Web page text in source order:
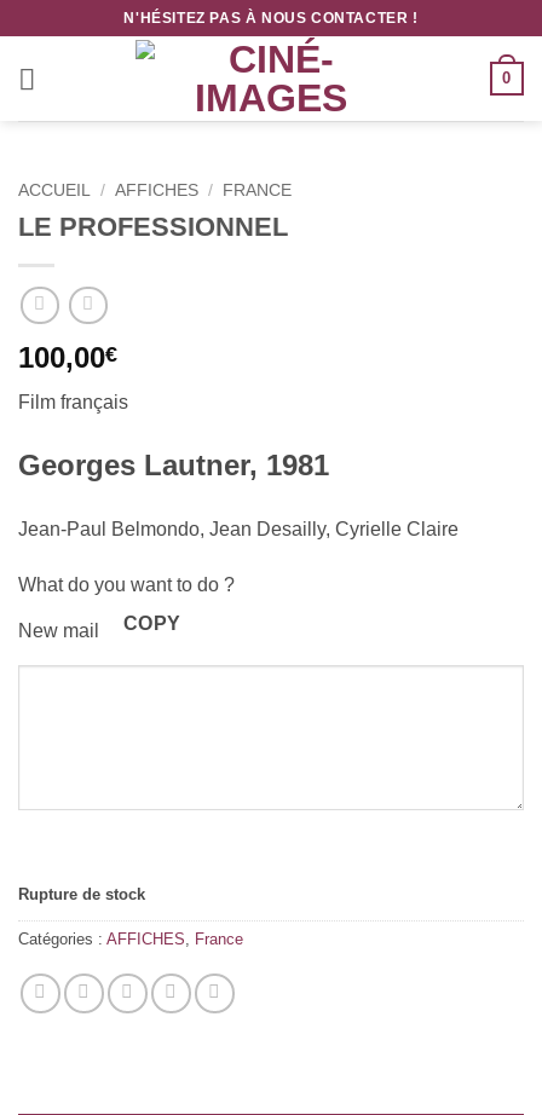
contenu
N'HÉSITEZ PAS À NOUS CONTACTER !
0
ACCUEIL / AFFICHES / FRANCE
LE PROFESSIONNEL
100,00€
Film français
Georges Lautner, 1981
Jean-Paul Belmondo, Jean Desailly, Cyrielle Claire
What do you want to do ?
New mail COPY
Rupture de stock
Catégories : AFFICHES France